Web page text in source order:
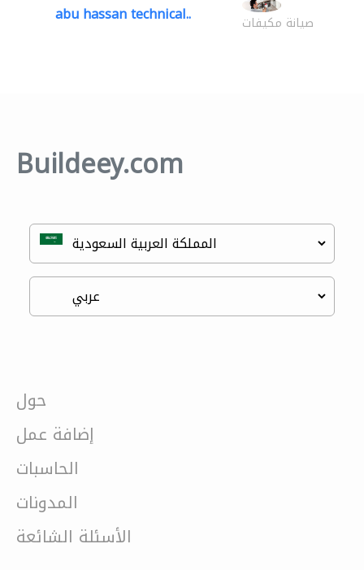
abu hassan technical.. صيانة مكيفات
Buildeey.com
حول
إضافة عمل
الحاسبات
المدونات
الأسئلة الشائعة